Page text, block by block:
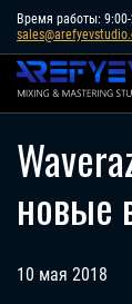
Skip
content
Время работы:
новые
10 мая 2018